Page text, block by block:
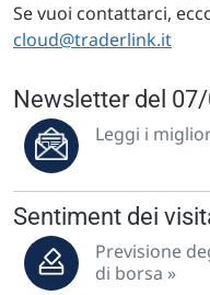
Se vuoi contattarci,
cloud@traderlink.it
Newsletter del
Leggi i
Sentiment dei
Previsione
di borsa »